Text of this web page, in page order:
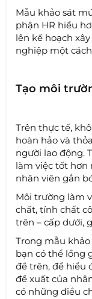
Mẫu khảo sát
phận HR hiểu
lên kế hoạch
nghiệp một
Tạo môi
Trên thực tế,
hoàn hảo và
người lao động.
làm việc tốt hơn
nhân viên gắn
Môi trường làm
chất, tính chất
trên – cấp dưới,
Trong mẫu
bạn có thể lồng
đề trên, để hiểu
đề xuất của
có những điều